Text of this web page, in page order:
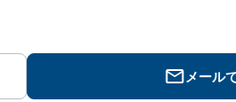
メール